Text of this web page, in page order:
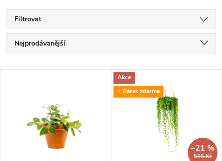
Filtrovat
Ř
a
Nejprodávanější
Akce
+ Dárek zdarma
555 Kč
–21 %